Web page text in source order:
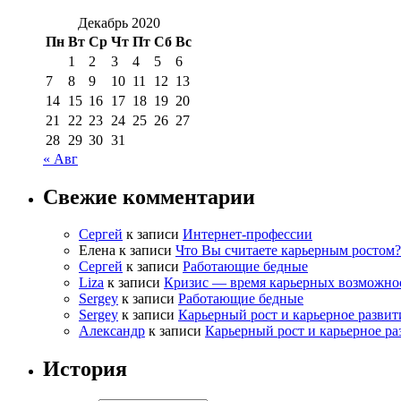
Декабрь 2020
Пн Вт Ср Чт Пт Сб Вс
1
2 3 4 5
6
7
8 9 10 11 12 13
14 15 16 17 18 19 20
21
22 23 24 25 26 27
28 29 30 31
« Авг
Свежие комментарии
Сергей к записи Интернет-профессии
Елена к записи Что Вы считаете карьерным ростом?
Сергей к записи Работающие бедные
Liza к записи Кризис — время карьерных
Sergey к записи Работающие бедные
Sergey к записи Карьерный рост и карьерное
Александр к записи Карьерный рост и карьерное
История